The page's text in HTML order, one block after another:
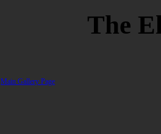
The
Main Gallery Page